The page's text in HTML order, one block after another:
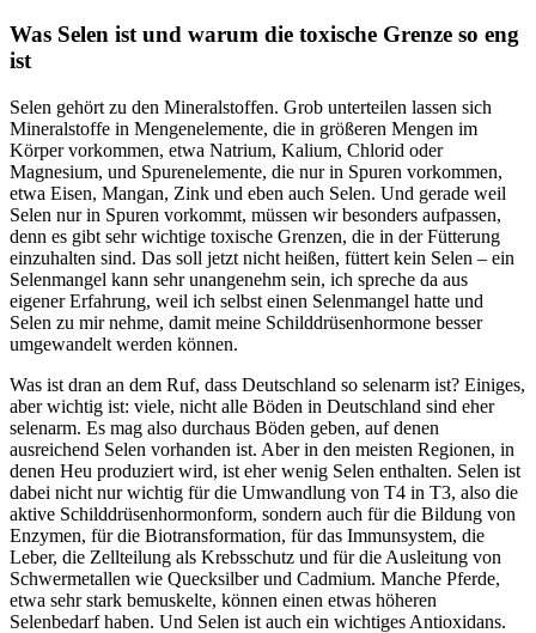
Was Selen ist und warum die toxische Grenze so eng
ist
Selen gehört zu den Mineralstoffen. Grob unterteilen lassen sich
Mineralstoffe in Mengenelemente, die in größeren Mengen im
Körper vorkommen, etwa Natrium, Kalium, Chlorid oder
Magnesium, und Spurenelemente, die nur in Spuren vorkommen,
etwa Eisen, Mangan, Zink und eben auch Selen. Und gerade weil
Selen nur in Spuren vorkommt, müssen wir besonders aufpassen,
denn es gibt sehr wichtige toxische Grenzen, die in der Fütterung
einzuhalten sind. Das soll jetzt nicht heißen, füttert kein Selen – ein
Selenmangel kann sehr unangenehm sein, ich spreche da aus
eigener Erfahrung, weil ich selbst einen Selenmangel hatte und
Selen zu mir nehme, damit meine Schilddrüsenhormone besser
umgewandelt werden können.
Was ist dran an dem Ruf, dass Deutschland so selenarm ist? Einiges,
aber wichtig ist: viele, nicht alle Böden in Deutschland sind eher
selenarm. Es mag also durchaus Böden geben, auf denen
ausreichend Selen vorhanden ist. Aber in den meisten Regionen, in
denen Heu produziert wird, ist eher wenig Selen enthalten. Selen ist
dabei nicht nur wichtig für die Umwandlung von T4 in T3, also die
aktive Schilddrüsenhormonform, sondern auch für die Bildung von
Enzymen, für die Biotransformation, für das Immunsystem, die
Leber, die Zellteilung als Krebsschutz und für die Ausleitung von
Schwermetallen wie Quecksilber und Cadmium. Manche Pferde,
etwa sehr stark bemuskelte, können einen etwas höheren
Selenbedarf haben. Und Selen ist auch ein wichtiges Antioxidans.